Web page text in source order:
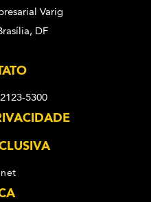
Varig
DF
5300